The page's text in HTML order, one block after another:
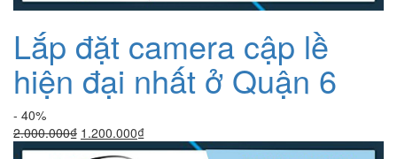
Lắp đặt camera cập lề
hiện đại nhất ở Quận 6
- 40%
2.000.000₫ Giá
gốc
1.200.000₫Giá
hiện